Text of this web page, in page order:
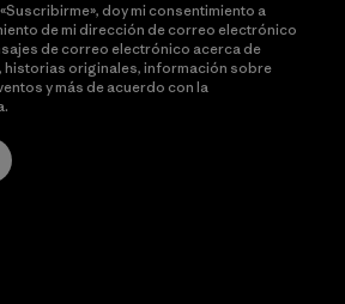
doy mi consentimiento a
de mi dirección de correo electrónico
de correo electrónico acerca de
originales, información sobre
y más de acuerdo con la